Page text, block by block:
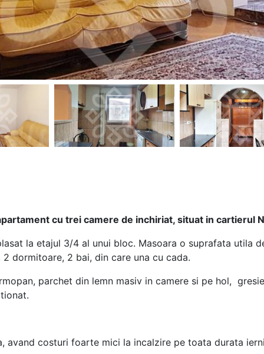
cu trei camere de inchiriat, situat in cartierul
la etajul 3/4 al unui bloc. Masoara o suprafata utila
dormitoare, 2 bai, din care una cu cada.
parchet din lemn masiv in camere si pe hol,
avand costuri foarte mici la incalzire pe toata durata